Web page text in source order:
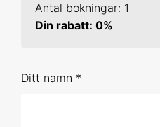
9-10 mar 2027 Online
1-2 jun 2027 Online
Antal bokningar: 1
Din rabatt: 0%
Ditt namn *